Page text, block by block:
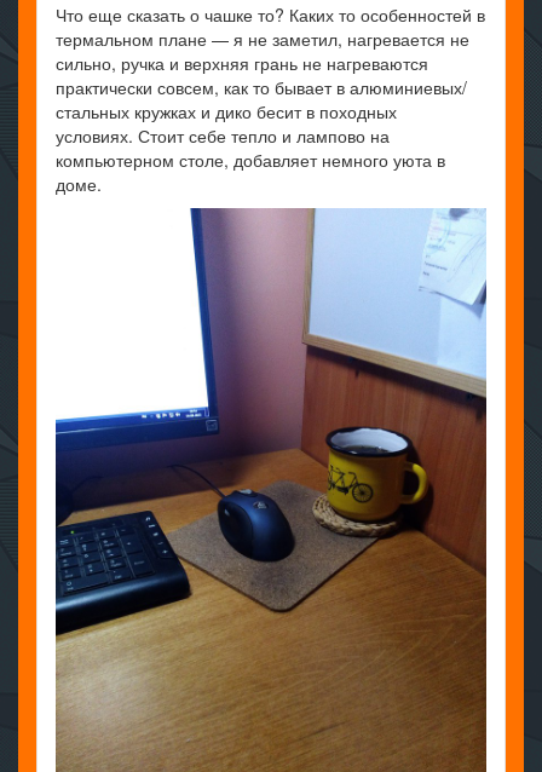
Что еще сказать о чашке то? Каких то особенностей в
термальном плане — я не заметил, нагревается не
сильно, ручка и верхняя грань не нагреваются
практически совсем, как то бывает в алюминиевых/
стальных кружках и дико бесит в походных
условиях. Стоит себе тепло и лампово на
компьютерном столе, добавляет немного уюта в
доме.